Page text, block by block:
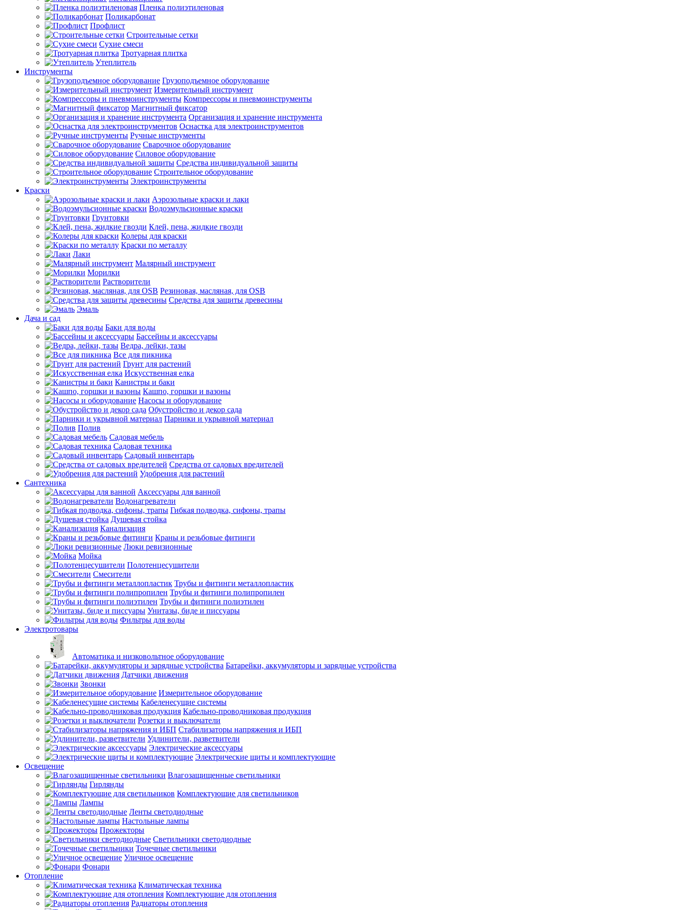
Пленка полиэтиленовая
Поликарбонат
Профлист
Строительные сетки
Сухие смеси
Тротуарная плитка
Утеплитель
Инструменты
Грузоподъемное оборудование
Измерительный инструмент
Компрессоры и пневмоинструменты
Магнитный фиксатор
Организация и хранение инструмента
Оснастка для электроинструментов
Ручные инструменты
Сварочное оборудование
Силовое оборудование
Средства индивидуальной защиты
Строительное оборудование
Электроинструменты
Краски
Аэрозольные краски и лаки
Водоэмульсионные краски
Грунтовки
Клей, пена, жидкие гвозди
Колеры для краски
Краски по металлу
Лаки
Малярный инструмент
Морилки
Растворители
Резиновая, масляная, для OSB
Средства для защиты древесины
Эмаль
Дача и сад
Баки для воды
Бассейны и аксессуары
Ведра, лейки, тазы
Все для пикника
Грунт для растений
Искусственная елка
Канистры и баки
Кашпо, горшки и вазоны
Насосы и оборудование
Обустройство и декор сада
Парники и укрывной материал
Полив
Садовая мебель
Садовая техника
Садовый инвентарь
Средства от садовых вредителей
Удобрения для растений
Сантехника
Аксессуары для ванной
Водонагреватели
Гибкая подводка, сифоны, трапы
Душевая стойка
Канализация
Краны и резьбовые фитинги
Люки ревизионные
Мойка
Полотенцесушители
Смесители
Трубы и фитинги металлопластик
Трубы и фитинги полипропилен
Трубы и фитинги полиэтилен
Унитазы, биде и писсуары
Фильтры для воды
Электротовары
Автоматика и низковольтное оборудование
Батарейки, аккумуляторы и зарядные устройства
Датчики движения
Звонки
Измерительное оборудование
Кабеленесущие системы
Кабельно-проводниковая продукция
Розетки и выключатели
Стабилизаторы напряжения и ИБП
Удлинители, разветвители
Электрические аксессуары
Электрические щиты и комплектующие
Освещение
Влагозащищенные светильники
Гирлянды
Комплектующие для светильников
Лампы
Ленты светодиодные
Настольные лампы
Прожекторы
Светильники светодиодные
Точечные светильники
Уличное освещение
Фонари
Отопление
Климатическая техника
Комплектующие для отопления
Радиаторы отопления